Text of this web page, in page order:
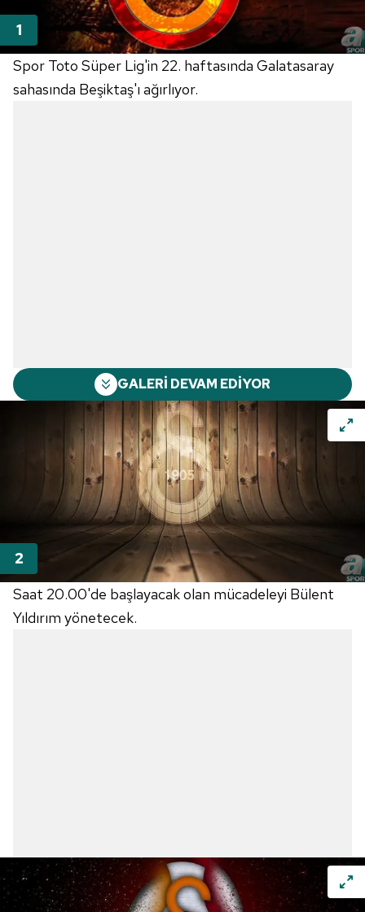
Spor Toto Süper Lig'in 22. haftasında Galatasaray
sahasında Beşiktaş'ı ağırlıyor.
GALERİ DEVAM EDİYOR
Saat 20.00'de başlayacak olan mücadeleyi Bülent
Yıldırım yönetecek.